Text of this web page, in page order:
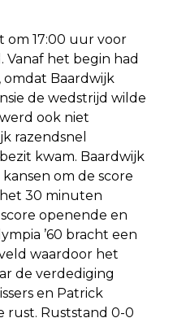
om 17:00 uur voor
Vanaf het begin had
omdat Baardwijk
de wedstrijd wilde
ook niet
razendsnel
kwam. Baardwijk
om de score
30 minuten
openende en
’60 bracht een
waardoor het
de verdediging
en Patrick
rust. Ruststand 0-0